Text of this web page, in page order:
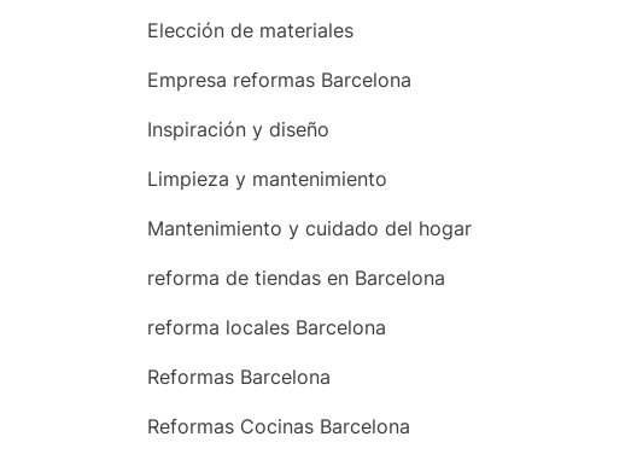
Elección de materiales
Empresa reformas Barcelona
Inspiración y diseño
Limpieza y mantenimiento
Mantenimiento y cuidado del hogar
reforma de tiendas en Barcelona
reforma locales Barcelona
Reformas Barcelona
Reformas Cocinas Barcelona